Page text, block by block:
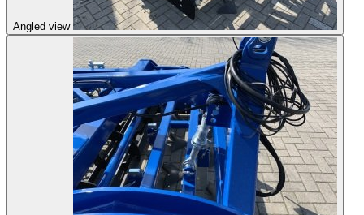
Angled view